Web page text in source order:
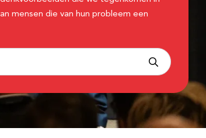
mensen die van hun probleem een